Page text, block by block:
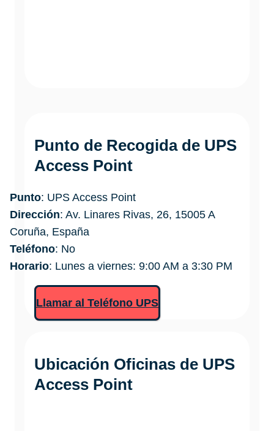
Punto de Recogida de UPS
Access Point
Punto: UPS Access Point
Dirección: Av. Linares Rivas, 26, 15005 A
Coruña, España
Teléfono: No
Horario: Lunes a viernes: 9:00 AM a 3:30 PM
Llamar al Teléfono UPS
Ubicación Oficinas de UPS
Access Point